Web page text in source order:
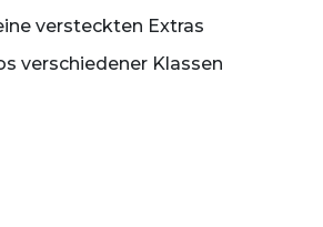
versteckten Extras
verschiedener Klassen